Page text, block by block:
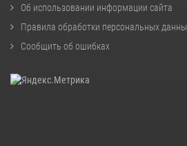
Об использовании информации сайта
Правила обработки персональных
Сообщить об ошибках